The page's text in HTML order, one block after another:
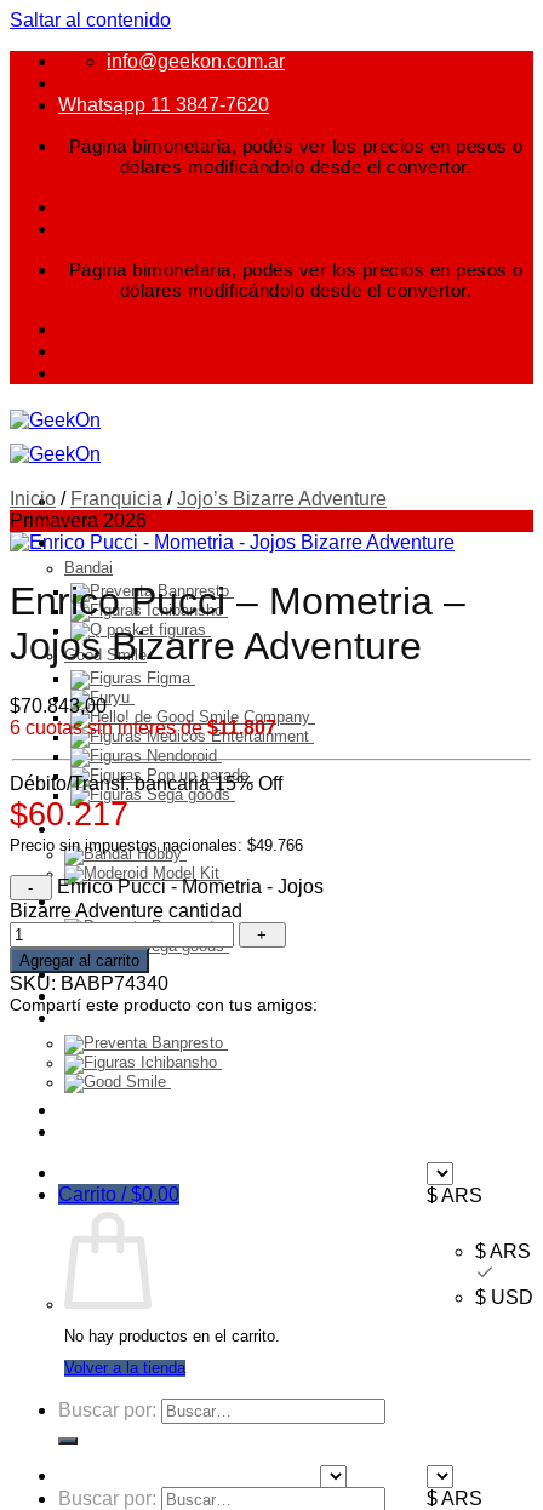
Saltar al contenido
info@geekon.com.ar
Whatsapp 11 3847-7620
Página bimonetaria, podés ver los precios en pesos o
dólares modificándolo desde el convertor.
Página bimonetaria, podés ver los precios en pesos o
dólares modificándolo desde el convertor.
FIGURAS
Bandai
Good Smile
Model Kit
PELUCHES
Franquicia
Ultimos Ingresos
Preventa
$ ARS
$ ARS
$ USD
Carrito /$0,00
No hay productos en el carrito.
Volver a la tienda
Buscar por:
$ ARS
Buscar por:
Inicio / Franquicia / Jojo’s Bizarre Adventure
Primavera 2026
Enrico Pucci – Mometria –
Jojos Bizarre Adventure
$70.843,00
6 cuotas sin interes de$11.807
Débito/Transf. bancaria 15% Off
$60.217
Precio sin impuestos nacionales: $49.766
Enrico Pucci - Mometria - Jojos
Bizarre Adventure cantidad
Agregar al carrito
SKU: BABP74340
Compartí este producto con tus amigos: